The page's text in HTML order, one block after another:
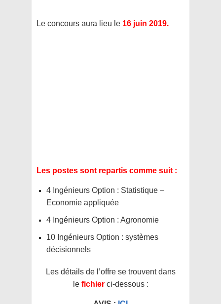
Le concours aura lieu le 16 juin 2019.
Les postes sont repartis comme suit :
4 Ingénieurs Option : Statistique –
Economie appliquée
4 Ingénieurs Option : Agronomie
10 Ingénieurs Option : systèmes
décisionnels
Les détails de l’offre se trouvent dans
le fichier ci-dessous :